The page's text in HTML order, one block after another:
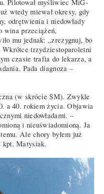
Pilotował myśliwiec MiG-
wtedy miewał okresy, gdy
odrętwienia i niedowłady
wina przeciążeń,
mu jednak: „zrezygnuj, bo
trzydziestoparoletni
czasie trafia do lekarza, a
Pada diagnoza –
(w skrócie SM). Zwykle
a 40. rokiem życia. Objawia
niedowładami. –
i nieuświadomioną. Ja
Ale chory byłem już
kpt. Matysiak.